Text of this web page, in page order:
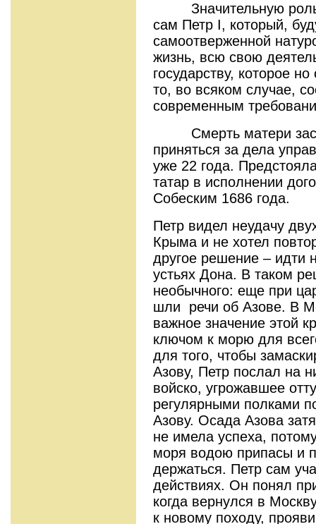
Значительную роль
сам Петр I, который,
самоотверженной
жизнь, всю свою
государству, которое
то, во всяком случае,
современным
Смерть матери
приняться за дела
уже 22 года.
татар в исполнении
Собеским 1686 года.
Петр видел неудачу
Крыма и не хотел
другое решение – идти
устьях Дона. В таком
необычного: еще при
шли речи об Азове. В
важное значение этой
ключом к морю для
для того, чтобы
Азову, Петр послал на
войско, угрожавшее
регулярными полками
Азову. Осада Азова
не имела успеха,
моря водою припасы и
держаться. Петр сам
действиях. Он понял
когда вернулся в
к новому походу,